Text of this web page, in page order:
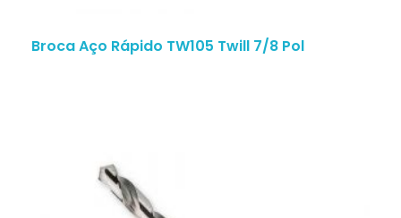
Broca Aço Rápido TW105 Twill 7/8 Pol